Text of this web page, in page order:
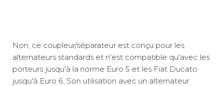
Non, ce coupleur/séparateur est conçu pour les
alternateurs standards et n'est compatible qu'avec les
porteurs jusqu'à la norme Euro 5 et les Fiat Ducato
jusqu'à Euro 6. Son utilisation avec un alternateur